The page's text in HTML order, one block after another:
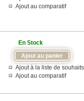
Ajout au comparatif
En Stock
Ajout à la liste de souhaits
Ajout au comparatif